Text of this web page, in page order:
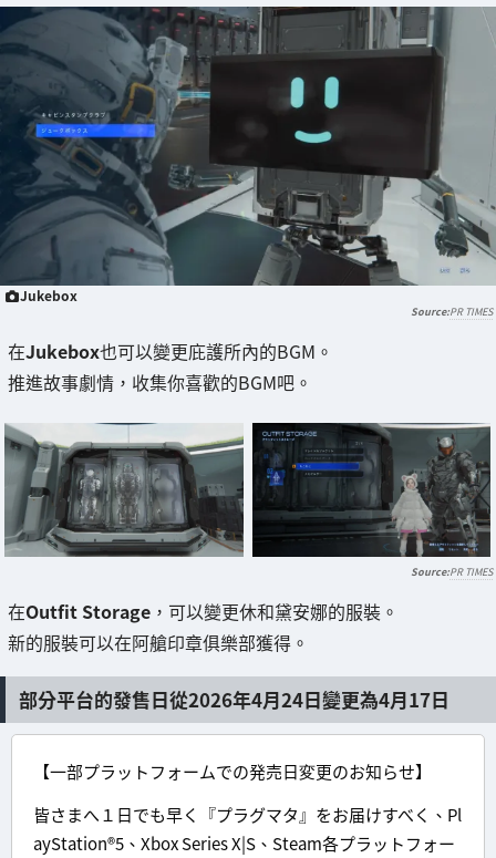
Jukebox
PR TIMES
在Jukebox也可以變更庇護所內的BGM。
推進故事劇情，收集你喜歡的BGM吧。
PR TIMES
在Outfit Storage ，可以變更休和黛安娜的服裝。
新的服裝可以在阿艙印章俱樂部獲得。
部分平台的發售日從2026年4月24日變更為4月17日
【一部プラットフォームでの発売日変更のお知らせ】
皆さまへ１日でも早く『プラグマタ』をお届けすべく、Pl
ayStation®5、Xbox Series X|S、Steam各プラットフォー